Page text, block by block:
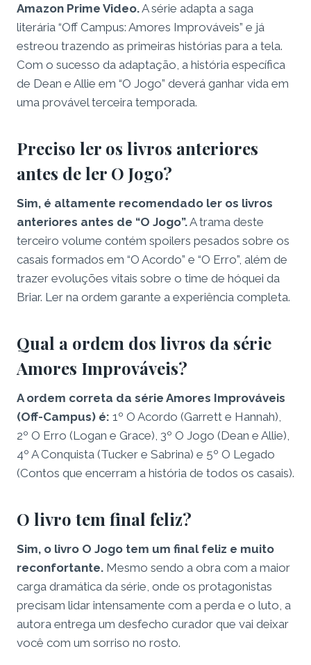
Amazon Prime Video.A série adapta a saga
literária “Off Campus: Amores Improváveis” e já
estreou trazendo as primeiras histórias para a tela.
Com o sucesso da adaptação, a história específica
de Dean e Allie em “O Jogo” deverá ganhar vida em
uma provável terceira temporada.
Preciso ler os livros anteriores
antes de ler O Jogo?
Sim, é altamente recomendado ler os livros
anteriores antes de “O Jogo”.A trama deste
terceiro volume contém spoilers pesados sobre os
casais formados em “O Acordo” e “O Erro”, além de
trazer evoluções vitais sobre o time de hóquei da
Briar. Ler na ordem garante a experiência completa.
Qual a ordem dos livros da série
Amores Improváveis?
A ordem correta da série Amores Improváveis
(Off-Campus) é: 1º O Acordo (Garrett e Hannah),
2º O Erro (Logan e Grace), 3º O Jogo (Dean e Allie),
4º A Conquista (Tucker e Sabrina) e 5º O Legado
(Contos que encerram a história de todos os casais).
O livro tem final feliz?
Sim, o livro O Jogo tem um final feliz e muito
reconfortante. Mesmo sendo a obra com a maior
carga dramática da série, onde os protagonistas
precisam lidar intensamente com a perda e o luto, a
autora entrega um desfecho curador que vai deixar
você com um sorriso no rosto.